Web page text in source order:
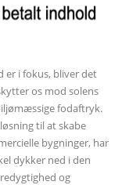
i fokus, bliver det
os mod solens
fodaftryk.
til at skabe
bygninger, har
dykker ned i den
og